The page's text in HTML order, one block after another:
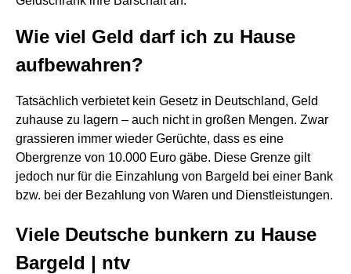
Wie viel Geld darf ich zu Hause
aufbewahren?
Tatsächlich verbietet kein Gesetz in Deutschland, Geld
zuhause zu lagern – auch nicht in großen Mengen. Zwar
grassieren immer wieder Gerüchte, dass es eine
Obergrenze von 10.000 Euro gäbe. Diese Grenze gilt
jedoch nur für die Einzahlung von Bargeld bei einer Bank
bzw. bei der Bezahlung von Waren und Dienstleistungen.
Viele Deutsche bunkern zu Hause
Bargeld | ntv